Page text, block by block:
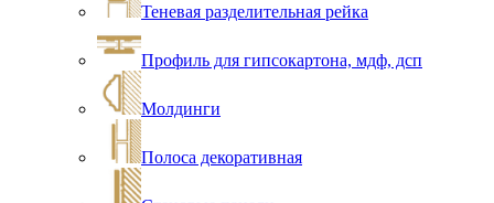
Теневая разделительная рейка
Профиль для гипсокартона, мдф, дсп
Молдинги
Полоса декоративная